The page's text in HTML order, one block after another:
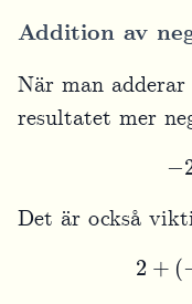
Addition av
När man
resultatet mer
Det är också
2+